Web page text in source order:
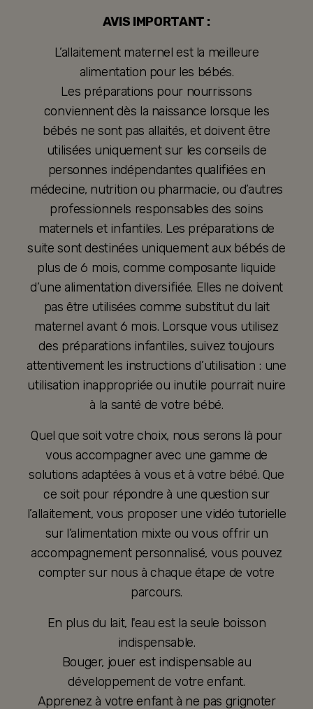
AVIS IMPORTANT :
L’allaitement maternel est la meilleure
alimentation pour les bébés.
Les préparations pour nourrissons
conviennent dès la naissance lorsque les
bébés ne sont pas allaités, et doivent être
utilisées uniquement sur les conseils de
personnes indépendantes qualifiées en
médecine, nutrition ou pharmacie, ou d’autres
professionnels responsables des soins
maternels et infantiles. Les préparations de
suite sont destinées uniquement aux bébés de
plus de 6 mois, comme composante liquide
d’une alimentation diversifiée. Elles ne doivent
pas être utilisées comme substitut du lait
maternel avant 6 mois. Lorsque vous utilisez
des préparations infantiles, suivez toujours
attentivement les instructions d’utilisation : une
utilisation inappropriée ou inutile pourrait nuire
à la santé de votre bébé.
Quel que soit votre choix, nous serons là pour
vous accompagner avec une gamme de
solutions adaptées à vous et à votre bébé. Que
ce soit pour répondre à une question sur
l’allaitement, vous proposer une vidéo tutorielle
sur l’alimentation mixte ou vous offrir un
accompagnement personnalisé, vous pouvez
compter sur nous à chaque étape de votre
parcours.
En plus du lait, l'eau est la seule boisson
indispensable.
Bouger, jouer est indispensable au
développement de votre enfant.
Apprenez à votre enfant à ne pas grignoter